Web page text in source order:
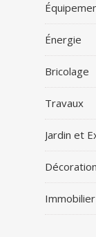
Énergie
Bricolage
Travaux
Jardin et
Immobilier